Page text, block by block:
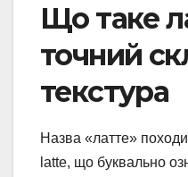
Що таке
точний
текстура
Назва «латте»
latte, що буквально